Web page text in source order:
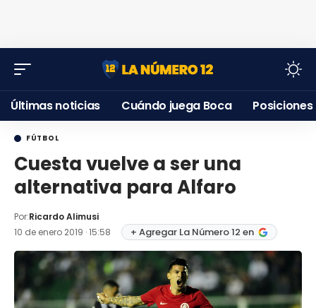
Últimas noticias Cuándo juega Boca Posiciones
FÚTBOL
Cuesta vuelve a ser una
alternativa para Alfaro
Por:Ricardo Alimusi
10 de enero 2019 · 15:58
+ Agregar La Número 12 en